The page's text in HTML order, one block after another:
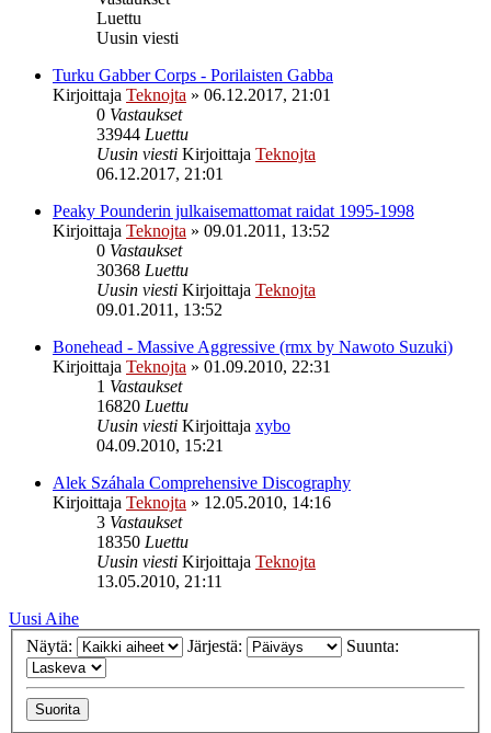
Luettu
Uusin viesti
Turku Gabber Corps - Porilaisten Gabba
Kirjoittaja Teknojta » 06.12.2017, 21:01
0 Vastaukset
33944 Luettu
Uusin viesti Kirjoittaja Teknojta
06.12.2017, 21:01
Peaky Pounderin julkaisemattomat raidat 1995-1998
Kirjoittaja Teknojta » 09.01.2011, 13:52
0 Vastaukset
30368 Luettu
Uusin viesti Kirjoittaja Teknojta
09.01.2011, 13:52
Bonehead - Massive Aggressive (rmx by Nawoto Suzuki)
Kirjoittaja Teknojta » 01.09.2010, 22:31
1 Vastaukset
16820 Luettu
Uusin viesti Kirjoittaja xybo
04.09.2010, 15:21
Alek Száhala Comprehensive Discography
Kirjoittaja Teknojta » 12.05.2010, 14:16
3 Vastaukset
18350 Luettu
Uusin viesti Kirjoittaja Teknojta
13.05.2010, 21:11
Uusi Aihe
Näytä:
Järjestä: Suunta: